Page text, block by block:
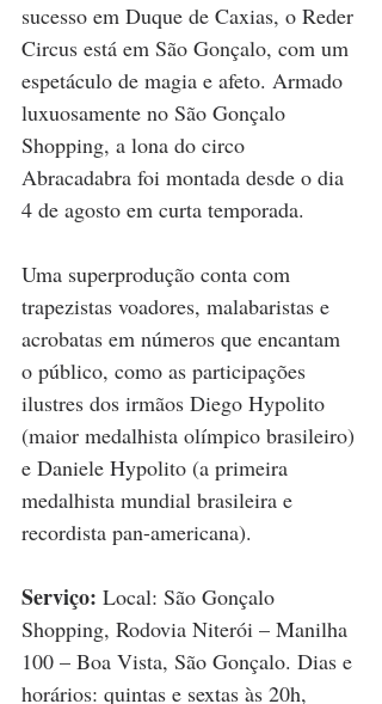
sucesso em Duque de Caxias, o Reder
Circus está em São Gonçalo, com um
espetáculo de magia e afeto. Armado
luxuosamente no São Gonçalo
Shopping, a lona do circo
Abracadabra foi montada desde o dia
4 de agosto em curta temporada.
Uma superprodução conta com
trapezistas voadores, malabaristas e
acrobatas em números que encantam
o público, como as participações
ilustres dos irmãos Diego Hypolito
(maior medalhista olímpico brasileiro)
e Daniele Hypolito (a primeira
medalhista mundial brasileira e
recordista pan-americana).
Serviço: Local: São Gonçalo
Shopping, Rodovia Niterói – Manilha
100 – Boa Vista, São Gonçalo. Dias e
horários: quintas e sextas às 20h,